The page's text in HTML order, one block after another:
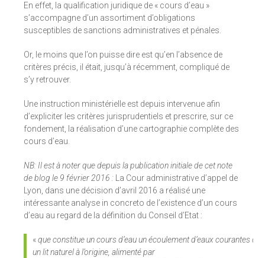
En effet, la qualification juridique de « cours d’eau »
s’accompagne d’un assortiment d’obligations
susceptibles de sanctions administratives et pénales.
Or, le moins que l’on puisse dire est qu’en l’absence de
critères précis, il était, jusqu’à récemment, compliqué de
s’y retrouver.
Une instruction ministérielle est depuis intervenue afin
d’expliciter les critères jurisprudentiels et prescrire, sur ce
fondement, la réalisation d’une cartographie complète des
cours d’eau.
NB: Il est à noter que depuis la publication initiale de cet note
de blog le 9 février 2016 :
La Cour administrative d’appel de
Lyon, dans une décision d’avril 2016 a réalisé une
intéressante analyse in concreto de l’existence d’un cours
d’eau au regard de la définition du Conseil d’Etat :
«queconstitueuncours d’eauunécoulement d’eaux courantes
unlitnaturel à l’origine alimentépar